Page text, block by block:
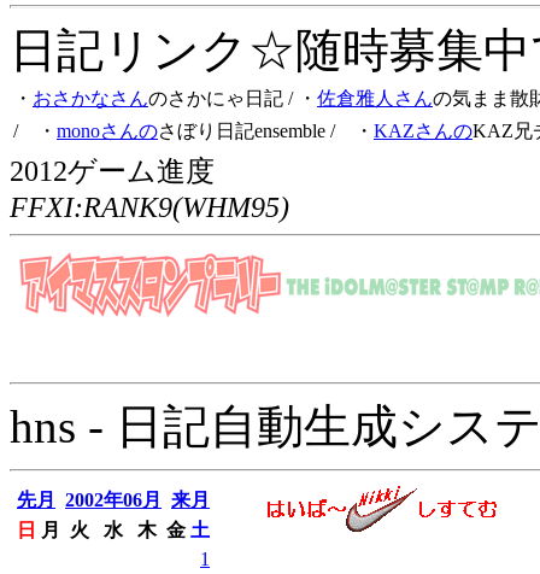
日記リンク☆随時募集
・ おさかなさんのさかにゃ日記 / ・ 佐倉雅人さんの気まま散
/ ・ monoさんのさぼり日記ensemble / ・ KAZさんのKAZ兄
2012ゲーム進度
FFXI:RANK9(WHM95)
hns - 日記自動生成シス
先月 2002年06月
来月
日
月 火 水 木 金 土
1